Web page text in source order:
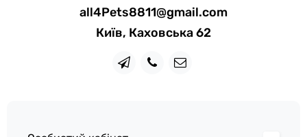
all4Pets8811@gmail.com
Київ, Каховська 62